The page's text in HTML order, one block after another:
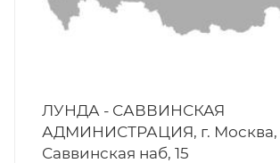
ЛУНДА - САВВИНСКАЯ
АДМИНИСТРАЦИЯ, г. Москва,
Саввинская наб, 15